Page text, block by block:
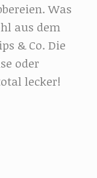
Was
aus dem
& Co. Die
oder
lecker!